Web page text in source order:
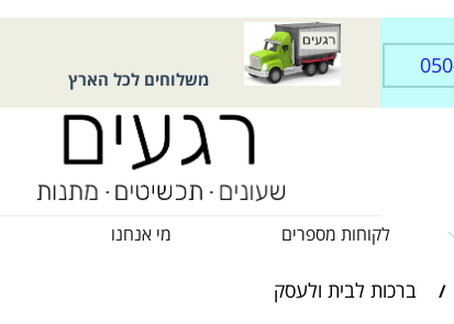
משלוחים לכל הארץ
לקוחות מספרים מי אנחנו
/ ברכות לבית ולעסק